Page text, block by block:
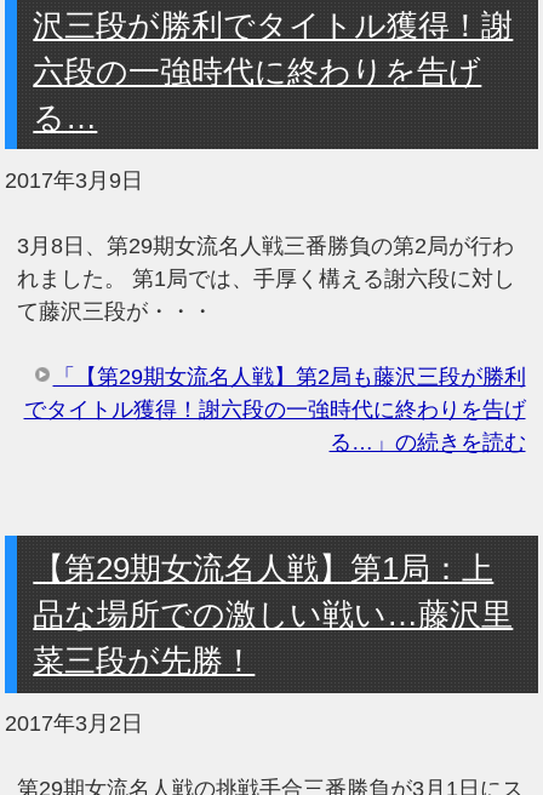
沢三段が勝利でタイトル獲得！謝
六段の一強時代に終わりを告げ
る…
2017年3月9日
3月8日、第29期女流名人戦三番勝負の第2局が行わ
れました。 第1局では、手厚く構える謝六段に対し
て藤沢三段が・・・
「【第29期女流名人戦】第2局も藤沢三段が勝利
でタイトル獲得！謝六段の一強時代に終わりを告げ
る…」の続きを読む
【第29期女流名人戦】第1局：上
品な場所での激しい戦い…藤沢里
菜三段が先勝！
2017年3月2日
第29期女流名人戦の挑戦手合三番勝負が3月1日にス